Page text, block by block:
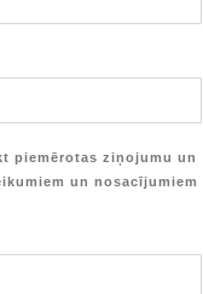
piemērotas ziņojumu un
un nosacījumiem